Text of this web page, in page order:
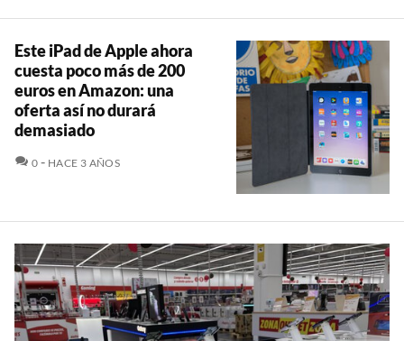
Este iPad de Apple ahora
cuesta poco más de 200
euros en Amazon: una
oferta así no durará
demasiado
0 COMENTARIOS
HACE 3 AÑOS